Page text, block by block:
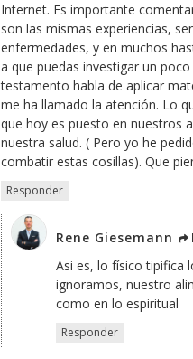
Internet. Es importante
son las mismas experiencias,
enfermedades, y en muchos
a que puedas investigar un
testamento habla de aplicar
me ha llamado la atención. Lo
que hoy es puesto en nuestros
nuestra salud. ( Pero yo he
combatir estas cosillas). Que
Responder
Rene Giesemann
Asi es, lo físico tipifica
ignoramos, nuestro
como en lo espiritual
Responder